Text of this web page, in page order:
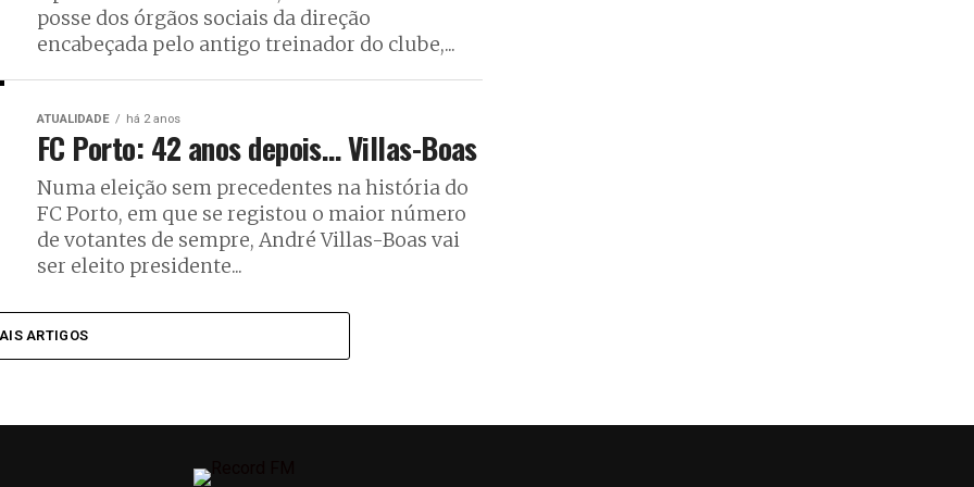
posse dos órgãos sociais da direção
encabeçada pelo antigo treinador do clube,...
ATUALIDADE há 2 anos
FC Porto: 42 anos depois… Villas-Boas
Numa eleição sem precedentes na história do
FC Porto, em que se registou o maior número
de votantes de sempre, André Villas-Boas vai
ser eleito presidente...
ARTIGOS